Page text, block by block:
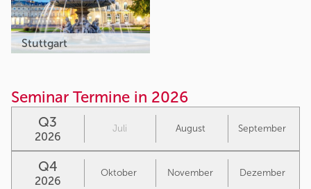
Stuttgart
Seminar Termine in 2026
Q3
2026
Juli August September
Q4
2026
Oktober November Dezember